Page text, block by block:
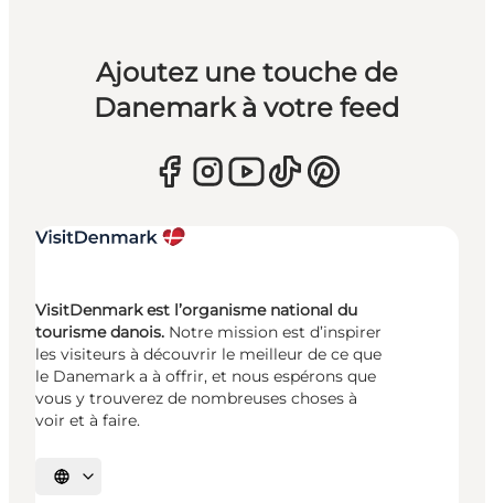
Ajoutez une touche de
Danemark à votre feed
VisitDenmark est l’organisme national du
tourisme danois. Notre mission est d’inspirer
les visiteurs à découvrir le meilleur de ce que
le Danemark a à offrir, et nous espérons que
vous y trouverez de nombreuses choses à
voir et à faire.
Choisissez la langue